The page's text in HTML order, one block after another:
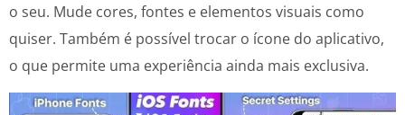
o seu. Mude cores, fontes e elementos visuais como
quiser. Também é possível trocar o ícone do aplicativo,
o que permite uma experiência ainda mais exclusiva.